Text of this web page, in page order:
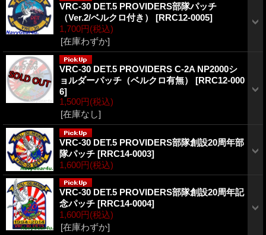
VRC-30 DET.5 PROVIDERS部隊パッチ
（Ver.2/ベルクロ付き） [RRC12-0005]
1,700円(税込)
[在庫わずか]
VRC-30 DET.5 PROVIDERS C-2A NP2000シ
ョルダーパッチ（ベルクロ有無） [RRC12-000
6]
1,500円(税込)
[在庫なし]
VRC-30 DET.5 PROVIDERS部隊創設20周年部
隊パッチ [RRC14-0003]
1,600円(税込)
VRC-30 DET.5 PROVIDERS部隊創設20周年記
念パッチ [RRC14-0004]
1,600円(税込)
[在庫わずか]